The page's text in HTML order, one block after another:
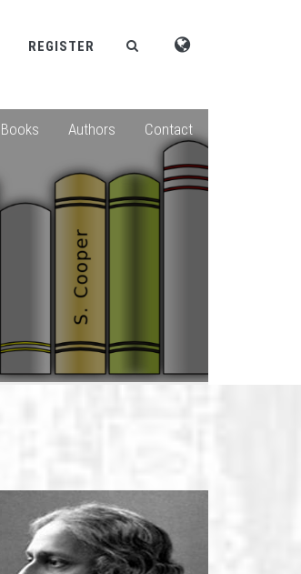
REGISTER
Books Authors Contact